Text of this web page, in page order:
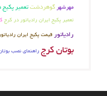
مهرشهر گوهردشتتعمیر پکیج
تعمیر پکیج ایران رادیاتور در کرج
رادیاتور قیمت پکیج ایران
بوتان کرج راهنمای نصب